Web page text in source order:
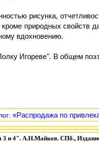
рисунка,
природных свойств
вдохновению.
Игореве". В общем
«Распродажа по
3 и 4". А.Н.Майков. СПб.,